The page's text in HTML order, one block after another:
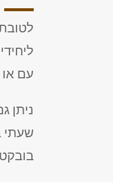
עם או
ניתן
שעתי